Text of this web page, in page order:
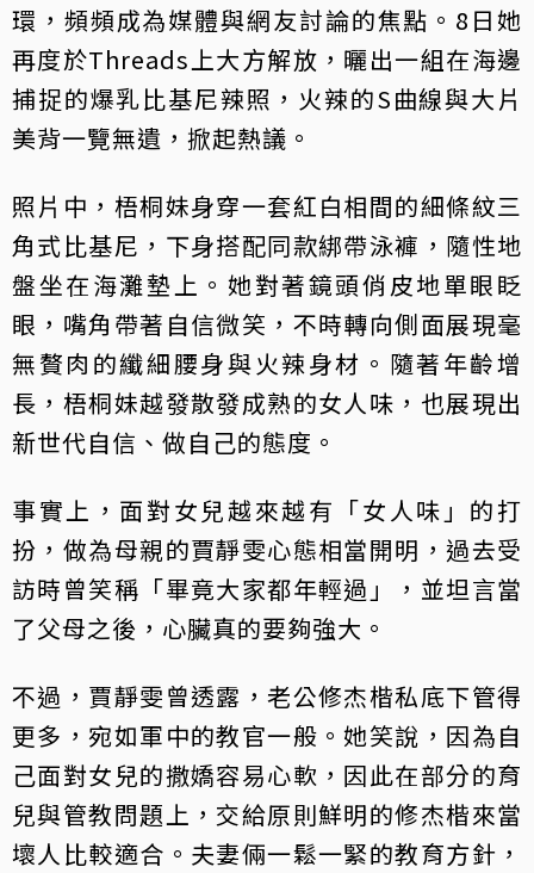
環，頻頻成為媒體與網友討論的焦點。8日她
再度於Threads上大方解放，曬出一組在海邊
捕捉的爆乳比基尼辣照，火辣的S曲線與大片
美背一覽無遺，掀起熱議。
照片中，梧桐妹身穿一套紅白相間的細條紋三
角式比基尼，下身搭配同款綁帶泳褲，隨性地
盤坐在海灘墊上。她對著鏡頭俏皮地單眼眨
眼，嘴角帶著自信微笑，不時轉向側面展現毫
無贅肉的纖細腰身與火辣身材。隨著年齡增
長，梧桐妹越發散發成熟的女人味，也展現出
新世代自信、做自己的態度。
事實上，面對女兒越來越有「女人味」的打
扮，做為母親的賈靜雯心態相當開明，過去受
訪時曾笑稱「畢竟大家都年輕過」，並坦言當
了父母之後，心臟真的要夠強大。
不過，賈靜雯曾透露，老公修杰楷私底下管得
更多，宛如軍中的教官一般。她笑說，因為自
己面對女兒的撒嬌容易心軟，因此在部分的育
兒與管教問題上，交給原則鮮明的修杰楷來當
壞人比較適合。夫妻倆一鬆一緊的教育方針，